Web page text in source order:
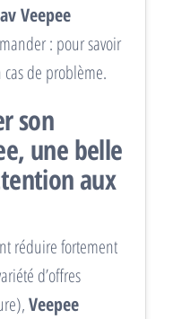
Veepee
: pour savoir
de problème.
son
une belle
aux
réduire fortement
d’offres
Veepee